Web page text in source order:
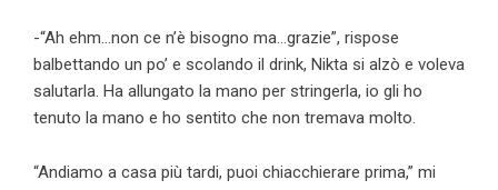
-“Ah ehm…non ce n’è bisogno ma…grazie”, rispose
balbettando un po’ e scolando il drink, Nikta si alzò e voleva
salutarla. Ha allungato la mano per stringerla, io gli ho
tenuto la mano e ho sentito che non tremava molto.
“Andiamo a casa più tardi, puoi chiacchierare prima,” mi